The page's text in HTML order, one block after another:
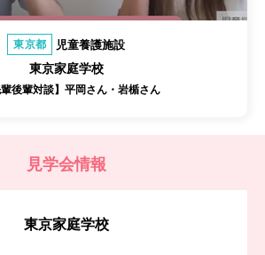
東京都 児童養護施設
東京家庭学校
後輩対談】平岡さん・岩楯さん
見学会情報
東京家庭学校